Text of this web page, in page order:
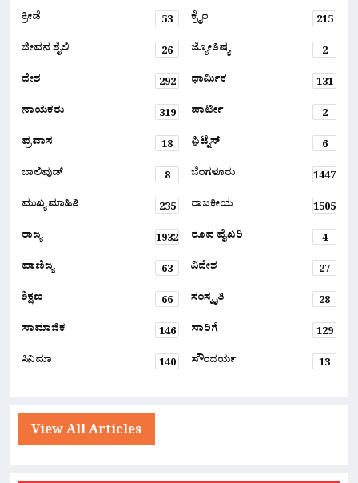
ಕ್ರೀಡೆ
53 ಕ್ರೈಂ
215
ಜೀವನ ಶೈಲಿ
26 ಜ್ಯೋತಿಷ್ಯ
2
ದೇಶ
292 ಧಾರ್ಮಿಕ
131
ನಾಯಕರು
319 ಪಾರ್ಟೀ
2
ಪ್ರವಾಸ
18 ಫ಼ಿಟ್ನೆಸ್
6
ಬಾಲಿವುಡ್
8 ಬೆಂಗಳೂರು
1447
ಮುಖ್ಯ ಮಾಹಿತಿ
235 ರಾಜಕೀಯ
1505
ರಾಜ್ಯ
1932 ರೂಪ ವೈಖರಿ
4
ವಾಣಿಜ್ಯ
63 ವಿದೇಶ
27
ಶಿಕ್ಷಣ
66 ಸಂಸ್ಕೃತಿ
28
ಸಾಮಾಜಿಕ
146 ಸಾರಿಗೆ
129
ಸಿನಿಮಾ
140 ಸೌಂದರ್ಯ 13
View All Articles